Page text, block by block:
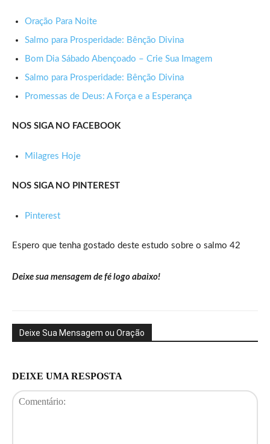
Oração Para Noite
Salmo para Prosperidade: Bênção Divina
Bom Dia Sábado Abençoado – Crie Sua Imagem
Salmo para Prosperidade: Bênção Divina
Promessas de Deus: A Força e a Esperança
NOS SIGA NO FACEBOOK
Milagres Hoje
NOS SIGA NO PINTEREST
Pinterest
Espero que tenha gostado deste estudo sobre o salmo 42
Deixe sua mensagem de fé logo abaixo!
Deixe Sua Mensagem ou Oração
DEIXE UMA RESPOSTA